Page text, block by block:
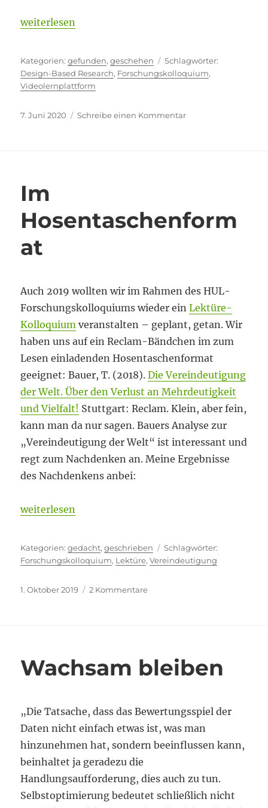
„Beyond ZOOM“
weiterlesen
Kategorien
gefunden,geschehen
Design-Based Research, Forschungskolloquium,
Videolernplattform
Veröffentlicht
7. Juni 2020 Schreibe einen Kommentarzu
Im
Hosentaschenform
at
Auch 2019 wollten wir im Rahmen des HUL-
Forschungskolloquiums wieder einLektüre-
Kolloquium veranstalten – geplant, getan. Wir
haben uns auf ein Reclam-Bändchen im zum
Lesen einladenden Hosentaschenformat
geeignet: Bauer, T. (2018).Die Vereindeutigung
der Welt. Über den Verlust an Mehrdeutigkeit
und Vielfalt! Stuttgart: Reclam. Klein, aber fein,
kann man da nur sagen. Bauers Analyse zur
„Vereindeutigung der Welt“ ist interessant und
regt zum Nachdenken an. Meine Ergebnisse
des Nachdenkens anbei:
„Im Hosentaschenformat“
weiterlesen
Kategorien
gedacht,geschrieben
Forschungskolloquium, Lektüre,Vereindeutigung
Veröffentlicht
1. Oktober 2019 2 Kommentarezu
Wachsam bleiben
„Die Tatsache, dass das Bewertungsspiel der
Daten nicht einfach etwas ist, was man
hinzunehmen hat, sondern beeinflussen kann,
beinhaltet ja geradezu die
Handlungsaufforderung, dies auch zu tun.
Selbstoptimierung bedeutet schließlich nicht